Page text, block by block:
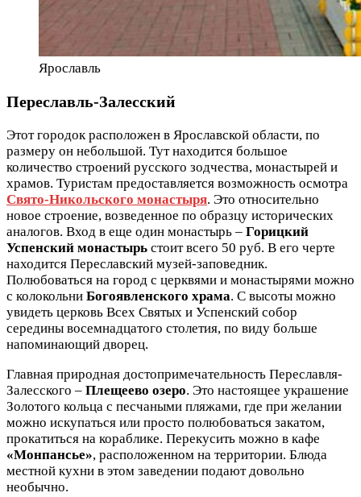
Ярославль
Переславль-Залесский
Этот городок расположен в Ярославской области, по
размеру он небольшой. Тут находится большое
количество строений русского зодчества, монастырей и
храмов. Туристам предоставляется возможность осмотра
Свято-Никольского монастыря. Это относительно
новое строение, возведенное по образцу исторических
аналогов. Вход в еще один монастырь – Горицкий
Успенский монастырь стоит всего 50 руб. В его черте
находится Переславский музей-заповедник.
Полюбоваться на город с церквями и монастырями можно
с колокольни Богоявленского храма. С высоты можно
увидеть церковь Всех Святых и Успенский собор
середины восемнадцатого столетия, по виду больше
напоминающий дворец.
Главная природная достопримечательность Переславля-
Залесского – Плещеево озеро. Это настоящее украшение
Золотого кольца с песчаными пляжами, где при желании
можно искупаться или просто полюбоваться закатом,
прокатиться на кораблике. Перекусить можно в кафе
«Монпансье», расположенном на территории. Блюда
местной кухни в этом заведении подают довольно
необычно.